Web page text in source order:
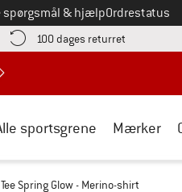
spørgsmål & hjælpOrdrestatus
i en infoboks
100 dages returret Gå til
sportsgrene Mærker
Spring Glow - Merino-shirt